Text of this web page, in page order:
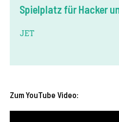
Spielplatz für Hacker
JET
Zum YouTube Video: